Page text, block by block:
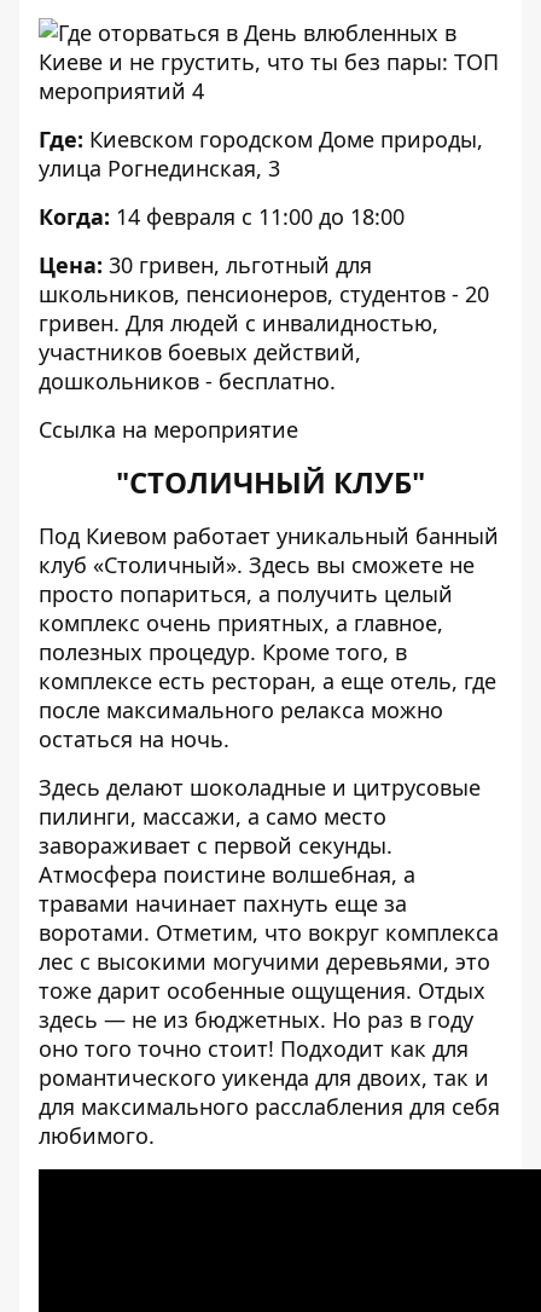
Где: Киевском городском Доме природы,
улица Рогнединская, 3
Когда: 14 февраля с 11:00 до 18:00
Цена: 30 гривен, льготный для
школьников, пенсионеров, студентов - 20
гривен. Для людей с инвалидностью,
участников боевых действий,
дошкольников - бесплатно.
Ссылка на мероприятие
"СТОЛИЧНЫЙ КЛУБ"
Под Киевом работает уникальный банный
клуб «Столичный». Здесь вы сможете не
просто попариться, а получить целый
комплекс очень приятных, а главное,
полезных процедур. Кроме того, в
комплексе есть ресторан, а еще отель, где
после максимального релакса можно
остаться на ночь.
Здесь делают шоколадные и цитрусовые
пилинги, массажи, а само место
завораживает с первой секунды.
Атмосфера поистине волшебная, а
травами начинает пахнуть еще за
воротами. Отметим, что вокруг комплекса
лес с высокими могучими деревьями, это
тоже дарит особенные ощущения. Отдых
здесь — не из бюджетных. Но раз в году
оно того точно стоит! Подходит как для
романтического уикенда для двоих, так и
для максимального расслабления для себя
любимого.